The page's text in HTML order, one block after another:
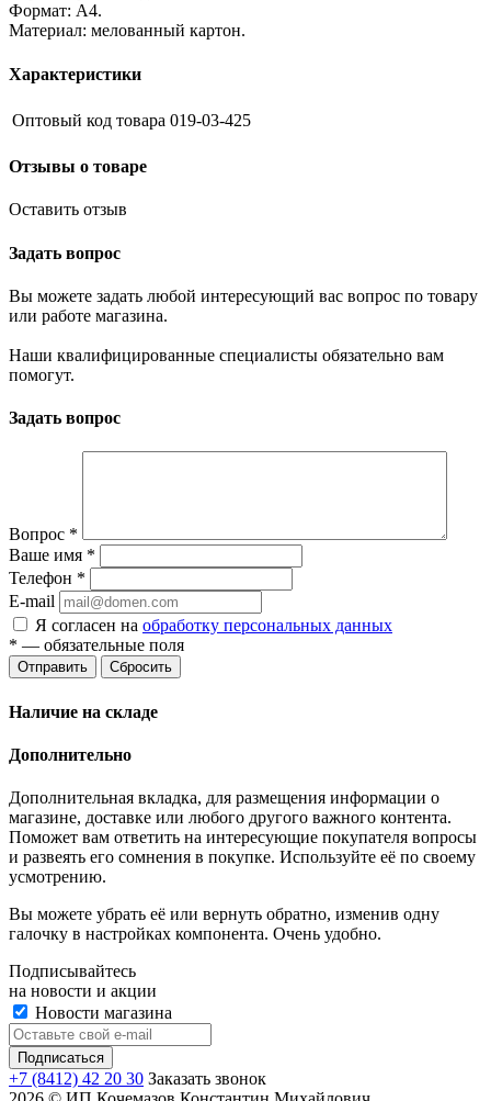
Формат: А4.
Материал: мелованный картон.
Характеристики
Оптовый код товара 019-03-425
Отзывы о товаре
Оставить отзыв
Задать вопрос
Вы можете задать любой интересующий вас вопрос по товару
или работе магазина.
Наши квалифицированные специалисты обязательно вам
помогут.
Задать вопрос
Вопрос *
Ваше имя *
Телефон *
E-mail
Я согласен на обработку персональных данных
* — обязательные поля
Отправить Сбросить
Наличие на складе
Дополнительно
Дополнительная вкладка, для размещения информации о
магазине, доставке или любого другого важного контента.
Поможет вам ответить на интересующие покупателя вопросы
и развеять его сомнения в покупке. Используйте её по своему
усмотрению.
Вы можете убрать её или вернуть обратно, изменив одну
галочку в настройках компонента. Очень удобно.
Подписывайтесь
на новости и акции
Новости магазина
+7 (8412) 42 20 30 Заказать звонок